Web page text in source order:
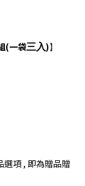
(一袋三入)】
項 , 即為贈品贈